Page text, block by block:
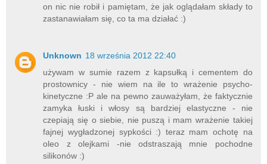
on nic nie robił i pamiętam, że jak oglądałam składy to
zastanawiałam się, co ta ma działać :)
Unknown 18 września 2012 22:40
używam w sumie razem z kapsułką i cementem do
prostownicy - nie wiem na ile to wrażenie psycho-
kinetyczne :P ale na pewno zauważyłam, że faktycznie
zamyka łuski i włosy są bardziej elastyczne - nie
czepiają się o siebie, nie puszą i mam wrażenie takiej
fajnej wygładzonej sypkości :) teraz mam ochotę na
oleo z olejkami -nie odstraszają mnie pochodne
silikonów :)